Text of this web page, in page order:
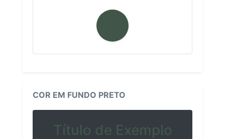
COR EM FUNDO PRETO
Título de Exemplo